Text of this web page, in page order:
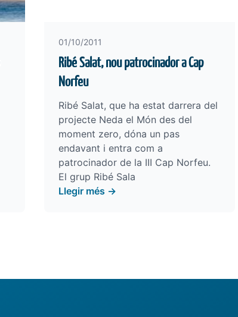
01/10/2011
Ribé Salat, nou patrocinador a Cap
Norfeu
Ribé Salat, que ha estat darrera del
projecte Neda el Món des del
moment zero, dóna un pas
endavant i entra com a
patrocinador de la III Cap Norfeu.
El grup Ribé Sala
Llegir més →